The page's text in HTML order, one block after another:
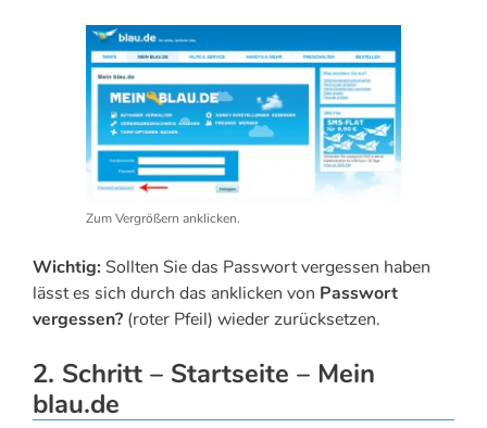
Zum Vergrößern anklicken.
Wichtig: Sollten Sie das Passwort vergessen haben
lässt es sich durch das anklicken von Passwort
vergessen? (roter Pfeil) wieder zurücksetzen.
2. Schritt – Startseite – Mein
blau.de